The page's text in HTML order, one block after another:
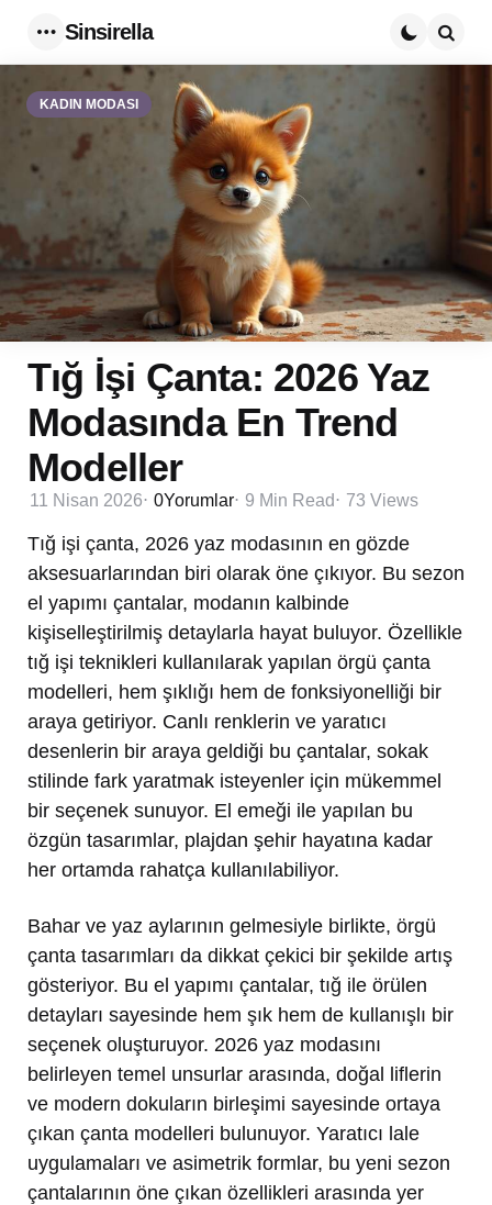
Sinsirella
KADIN MODASI
Tığ İşi Çanta: 2026 Yaz
Modasında En Trend
Modeller
11 Nisan 2026 0Yorumlar 9 Min Read 73 Views
Tığ işi çanta, 2026 yaz modasının en gözde
aksesuarlarından biri olarak öne çıkıyor. Bu sezon
el yapımı çantalar, modanın kalbinde
kişiselleştirilmiş detaylarla hayat buluyor. Özellikle
tığ işi teknikleri kullanılarak yapılan örgü çanta
modelleri, hem şıklığı hem de fonksiyonelliği bir
araya getiriyor. Canlı renklerin ve yaratıcı
desenlerin bir araya geldiği bu çantalar, sokak
stilinde fark yaratmak isteyenler için mükemmel
bir seçenek sunuyor. El emeği ile yapılan bu
özgün tasarımlar, plajdan şehir hayatına kadar
her ortamda rahatça kullanılabiliyor.
Bahar ve yaz aylarının gelmesiyle birlikte, örgü
çanta tasarımları da dikkat çekici bir şekilde artış
gösteriyor. Bu el yapımı çantalar, tığ ile örülen
detayları sayesinde hem şık hem de kullanışlı bir
seçenek oluşturuyor. 2026 yaz modasını
belirleyen temel unsurlar arasında, doğal liflerin
ve modern dokuların birleşimi sayesinde ortaya
çıkan çanta modelleri bulunuyor. Yaratıcı lale
uygulamaları ve asimetrik formlar, bu yeni sezon
çantalarının öne çıkan özellikleri arasında yer